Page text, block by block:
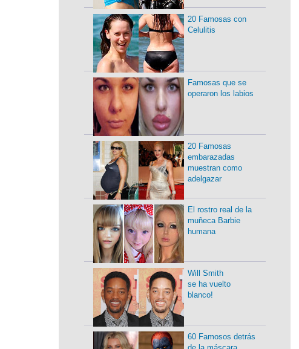
20 Famosas con
Celulitis
Famosas que se
operaron los labios
20 Famosas
embarazadas
muestran como
adelgazar
El rostro real de la
muñeca Barbie
humana
Will Smith
se ha vuelto
blanco!
60 Famosos detrás